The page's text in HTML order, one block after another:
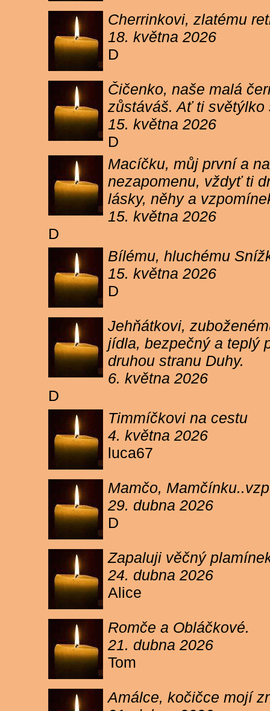
Cherrinkovi, zlatému
18. května 2026
D
Čičenko, naše malá
zůstáváš. Ať ti
15. května 2026
D
Macíčku, můj první a
nezapomenu, vždyť ti
lásky, něhy a
15. května 2026
D
Bílému, hluchému
15. května 2026
D
Jehňátkovi,
jídla, bezpečný a teplý
druhou stranu Duhy.
6. května 2026
D
Timmíčkovi na cestu
4. května 2026
luca67
Mamčo,
29. dubna 2026
D
Zapaluji věčný
24. dubna 2026
Alice
Romče a Obláčkové.
21. dubna 2026
Tom
Amálce, kočičce mojí